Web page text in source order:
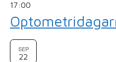
17:00
SEP
22